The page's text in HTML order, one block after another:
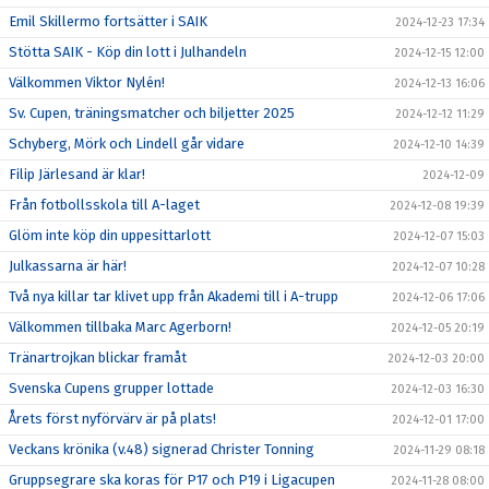
Emil Skillermo fortsätter i SAIK 2024-12-23 17:34
Stötta SAIK - Köp din lott i Julhandeln 2024-12-15 12:00
Välkommen Viktor Nylén! 2024-12-13 16:06
Sv. Cupen, träningsmatcher och biljetter 2025 2024-12-12 11:29
Schyberg, Mörk och Lindell går vidare 2024-12-10 14:39
Filip Järlesand är klar! 2024-12-09
Från fotbollsskola till A-laget 2024-12-08 19:39
Glöm inte köp din uppesittarlott 2024-12-07 15:03
Julkassarna är här! 2024-12-07 10:28
Två nya killar tar klivet upp från Akademi till i A-trupp 2024-12-06 17:06
Välkommen tillbaka Marc Agerborn! 2024-12-05 20:19
Tränartrojkan blickar framåt 2024-12-03 20:00
Svenska Cupens grupper lottade 2024-12-03 16:30
Årets först nyförvärv är på plats! 2024-12-01 17:00
Veckans krönika (v.48) signerad Christer Tonning 2024-11-29 08:18
Gruppsegrare ska koras för P17 och P19 i Ligacupen 2024-11-28 08:00